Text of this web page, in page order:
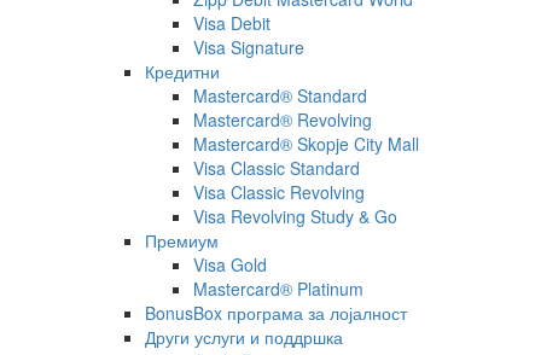
Visa Debit
Visa Signature
Кредитни
Mastercard® Standard
Mastercard® Revolving
Mastercard® Skopje City Mall
Visa Classic Standard
Visa Classic Revolving
Visa Revolving Study & Go
Премиум
Visa Gold
Mastercard® Platinum
BonusBox програма за лојалност
Други услуги и поддршка